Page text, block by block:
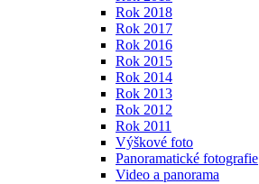
Rok 2018
Rok 2017
Rok 2016
Rok 2015
Rok 2014
Rok 2013
Rok 2012
Rok 2011
Výškové foto
Panoramatické fotografie
Video a panorama